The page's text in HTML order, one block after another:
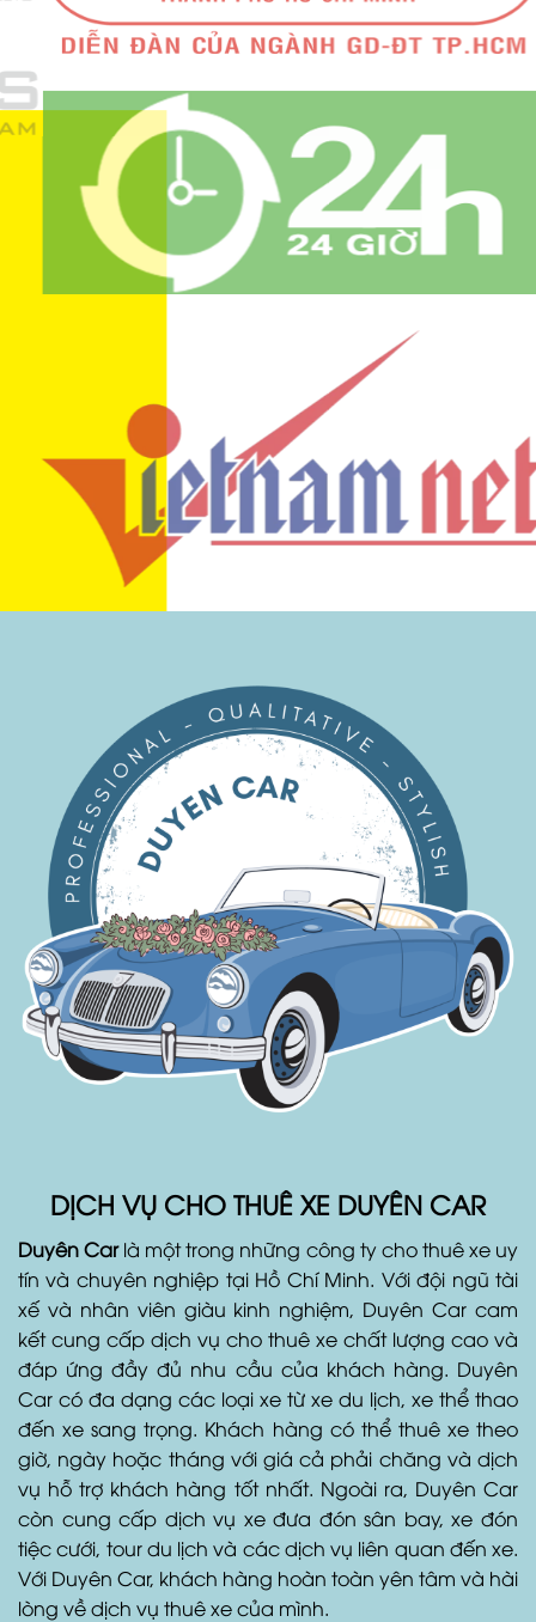
DỊCH VỤ CHO THUÊ XE DUYÊN CAR
Duyên Carlà một trong những công ty cho thuê xe uy
tín và chuyên nghiệp tại Hồ Chí Minh. Với đội ngũ tài
xế và nhân viên giàu kinh nghiệm, Duyên Car cam
kết cung cấp dịch vụ cho thuê xe chất lượng cao và
đáp ứng đầy đủ nhu cầu của khách hàng. Duyên
Car có đa dạng các loại xe từ xe du lịch, xe thể thao
đến xe sang trọng. Khách hàng có thể thuê xe theo
giờ, ngày hoặc tháng với giá cả phải chăng và dịch
vụ hỗ trợ khách hàng tốt nhất. Ngoài ra, Duyên Car
còn cung cấp dịch vụ xe đưa đón sân bay, xe đón
tiệc cưới, tour du lịch và các dịch vụ liên quan đến xe.
Với Duyên Car, khách hàng hoàn toàn yên tâm và hài
lòng về dịch vụ thuê xe của mình.